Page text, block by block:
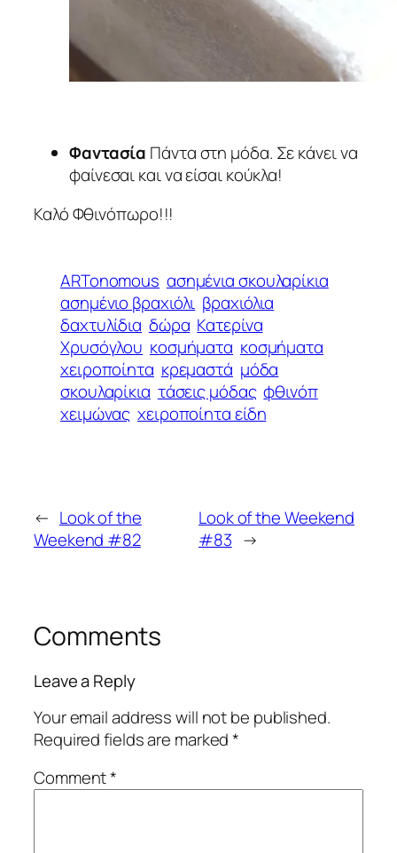
Φαντασία Πάντα στη μόδα. Σε κάνει να
φαίνεσαι και να είσαι κούκλα!
Καλό Φθινόπωρο!!!
ARTonomous ασημένια σκουλαρίκια
ασημένιο βραχιόλι βραχιόλια
δαχτυλίδια δώρα Κατερίνα
Χρυσόγλου κοσμήματα κοσμήματα
χειροποίητα κρεμαστά μόδα
σκουλαρίκια τάσεις μόδας φθινόπ
χειμώνας χειροποίητα είδη
← Look of the
Weekend #82
Look of the Weekend
#83 →
Comments
Leave a Reply
Your email address will not be published.
Required fields are marked*
Comment*